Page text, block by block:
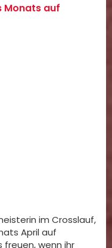
Monats auf
im Crosslauf,
April auf
freuen, wenn ihr